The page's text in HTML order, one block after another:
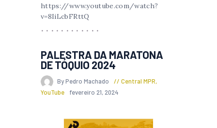
https://www.youtube.com/watch?
v=8IiLcbFRttQ
PALESTRA DA MARATONA
DE TÓQUIO 2024
By Pedro Machado Central MPR,
YouTube
fevereiro 21, 2024